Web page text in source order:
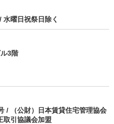
/ 水曜日祝祭日除く
3階
/ （公財）日本賃貸住宅管理協会
取引協議会加盟